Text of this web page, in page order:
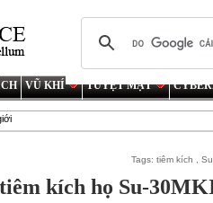
VŨ KHÍ TUYỆT MẬT
Tags:tiêm kích ,
kích họ Su-